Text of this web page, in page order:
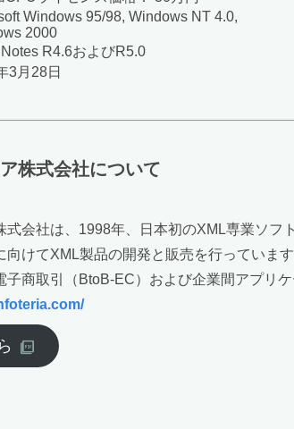
Windows 95/98, Windows NT 4.0,
2000
Notes R4.6およびR5.0
3月28日
株式会社について
式会社は、1998年、日本初のXML専業ソ
向けてXML製品の開発と販売を行っていま
子商取引（BtoB-EC）および企業間アプリ